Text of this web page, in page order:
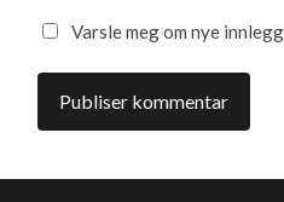
Varsle meg om nye